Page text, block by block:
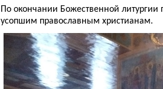
По окончании Божественной литургии
усопшим православным христианам.